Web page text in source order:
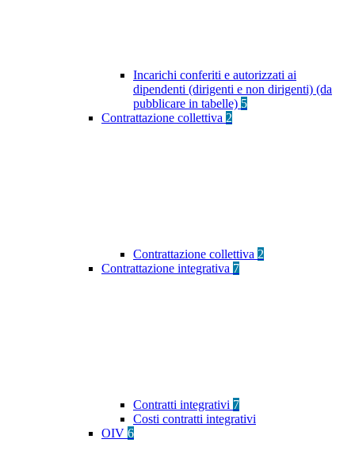
Incarichi conferiti e autorizzati ai
dipendenti (dirigenti e non dirigenti) (da
pubblicare in tabelle) 5
Contrattazione collettiva 2
Contrattazione collettiva 2
Contrattazione integrativa 7
Contratti integrativi 7
Costi contratti integrativi
OIV 6